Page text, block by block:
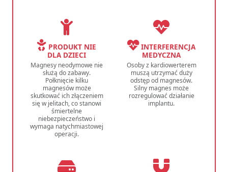
PRODUKT NIE
DLA DZIECI
Magnesy neodymowe nie
służą do zabawy.
Połknięcie kilku
magnesów może
skutkować ich złączeniem
się w jelitach, co stanowi
śmiertelne
niebezpieczeństwo i
wymaga natychmiastowej
operacji.
INTERFERENCJA
MEDYCZNA
Osoby z kardiowerterem
muszą utrzymać duży
odstęp od magnesów.
Silny magnes może
rozregulować działanie
implantu.